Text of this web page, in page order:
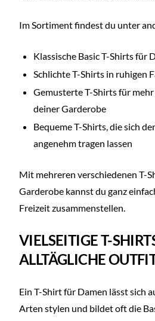
Im Sortiment findest du unter
Klassische Basic T-Shirts für
Schlichte T-Shirts in ruhigen
Gemusterte T-Shirts für
deiner Garderobe
Bequeme T-Shirts, die sich
angenehm tragen lassen
Mit mehreren verschiedenen T-
Garderobe kannst du ganz
Freizeit zusammenstellen.
VIELSEITIGE T-
ALLTÄGLICHE
Ein T-Shirt für Damen lässt sich
Arten stylen und bildet oft die